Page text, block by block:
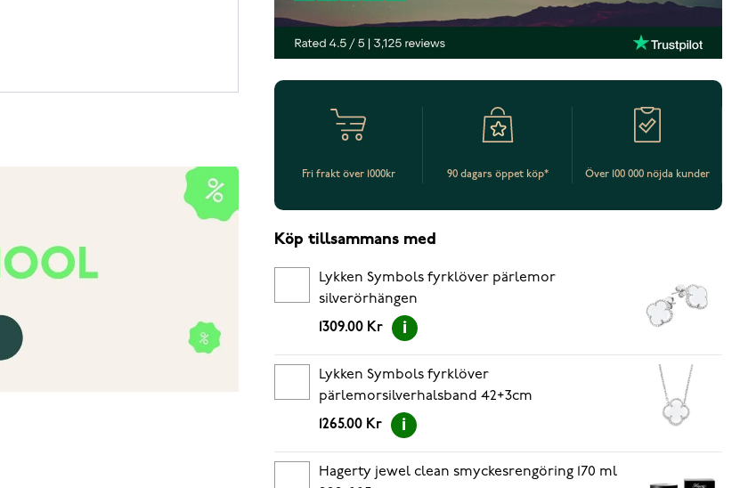
Fri frakt över 1000kr 90 dagars öppet köp* Över 100 000 nöjda kunder
Köp tillsammans med
Lykken Symbols fyrklöver pärlemor
silverörhängen
1309.00 Kr
Lykken Symbols fyrklöver
pärlemorsilverhalsband 42+3cm
1265.00 Kr
Hagerty jewel clean smyckesrengöring 170 ml